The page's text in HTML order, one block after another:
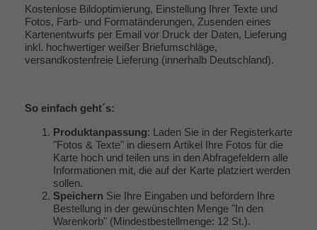
Kostenlose Bildoptimierung, Einstellung Ihrer Texte und
Fotos, Farb- und Formatänderungen, Zusenden eines
Kartenentwurfs per Email vor Druck der Daten, Lieferung
inkl. hochwertiger weißer Briefumschläge,
versandkostenfreie Lieferung (innerhalb Deutschland).
So einfach geht´s:
Produktanpassung: Laden Sie in der Registerkarte
"Fotos & Texte" in diesem Artikel Ihre Fotos für die
Karte hoch und teilen uns in den Abfragefeldern alle
Informationen mit, die auf der Karte platziert werden
sollen.
Speichern Sie Ihre Eingaben und befördern Ihre
Bestellung in der gewünschten Menge "In den
Warenkorb" (Mindestbestellmenge: 12 St.).